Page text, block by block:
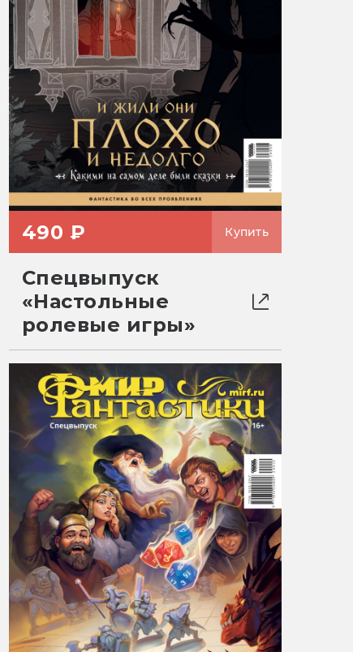
490 ₽ Купить
Спецвыпуск
«Настольные
ролевые игры»